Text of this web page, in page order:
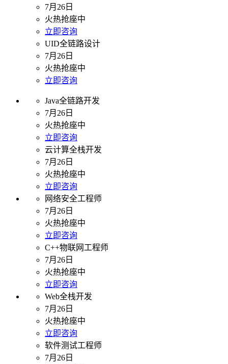
7月26日
火热抢座中
立即咨询
UID全链路设计
7月26日
火热抢座中
立即咨询
Java全链路开发
7月26日
火热抢座中
立即咨询
云计算全栈开发
7月26日
火热抢座中
立即咨询
网络安全工程师
7月26日
火热抢座中
立即咨询
C++物联网工程师
7月26日
火热抢座中
立即咨询
Web全栈开发
7月26日
火热抢座中
立即咨询
软件测试工程师
7月26日